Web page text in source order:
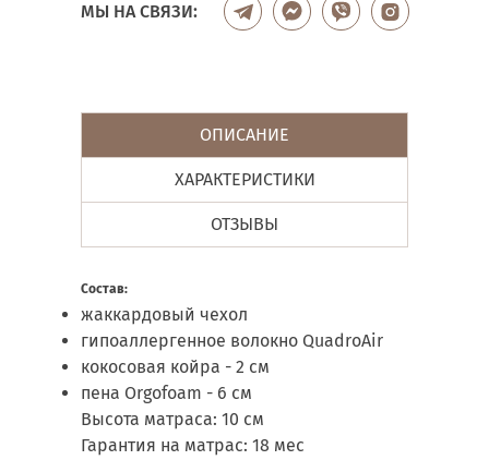
МЫ НА СВЯЗИ:
ОПИСАНИЕ
ХАРАКТЕРИСТИКИ
ОТЗЫВЫ
Состав:
жаккардовый чехол
гипоаллергенное волокно QuadroAir
кокосовая койра - 2 см
пена Orgofoam - 6 см
Высота матраса: 10 см
Гарантия на матрас: 18 мес